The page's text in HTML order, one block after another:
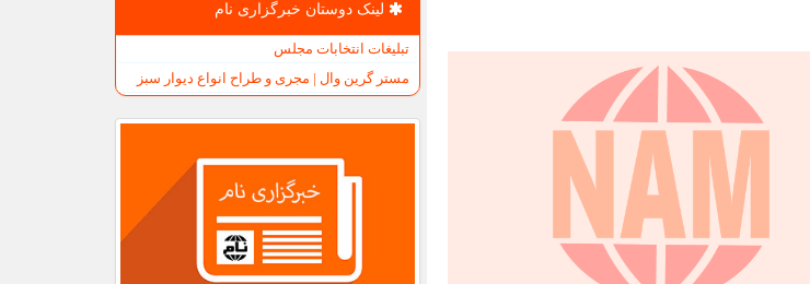
لینک دوستان خبرگزاری نام
تبلیغات انتخابات مجلس
مستر گرین وال | مجری و طراح انواع دیوار سبز